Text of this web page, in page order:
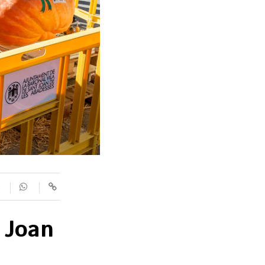
SUPLEMENTS
Fotogaleries
9magazín
Agenda
Blogosfera